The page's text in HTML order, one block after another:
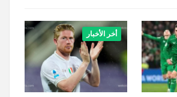
أخر الأخبار